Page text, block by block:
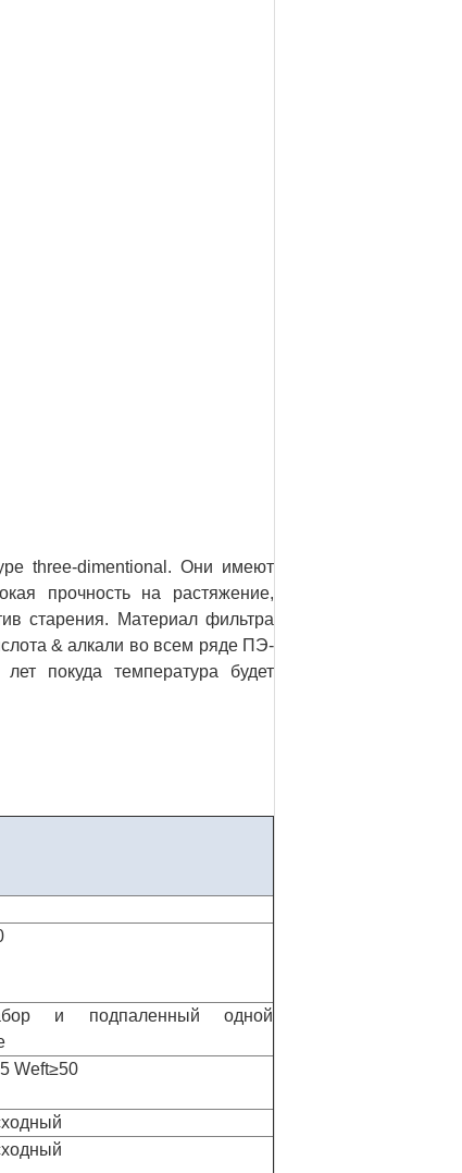
three-dimentional. Они имеют
прочность на растяжение,
старения. Материал фильтра
& алкали во всем ряде ПЭ-
покуда температура будет
и подпаленный одной
Weft≥50